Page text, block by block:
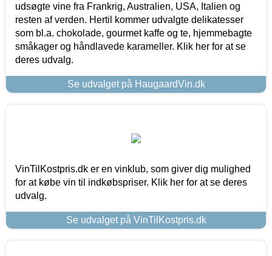
udsøgte vine fra Frankrig, Australien, USA, Italien og
resten af verden. Hertil kommer udvalgte delikatesser
som bl.a. chokolade, gourmet kaffe og te, hjemmebagte
småkager og håndlavede karameller. Klik her for at se
deres udvalg.
Se udvalget på HaugaardVin.dk
VinTilKostpris.dk er en vinklub, som giver dig mulighed
for at købe vin til indkøbspriser. Klik her for at se deres
udvalg.
Se udvalget på VinTilKostpris.dk